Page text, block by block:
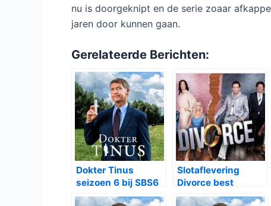
nu is doorgeknipt en de serie zoaar
jaren door kunnen gaan.
Gerelateerde Berichten:
Dokter Tinus
seizoen 6 bij SBS6
Slotaflevering
Divorce best
bekeken in 2016